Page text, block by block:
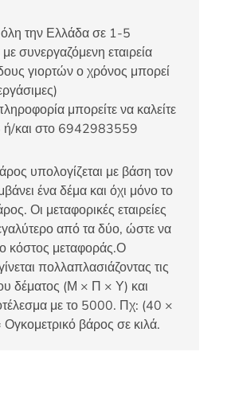
την Ελλάδα σε 1-5
συνεργαζόμενη εταιρεία
γιορτών ο χρόνος μπορεί
μπορείτε να καλείτε
και στο 6942983559
υπολογίζεται με βάση τον
ένα δέμα και όχι μόνο το
Οι μεταφορικές εταιρείες
από τα δύο, ώστε να
κόστος μεταφοράς.Ο
πολλαπλασιάζοντας τις
δέματος (Μ × Π × Υ) και
με το 5000. Πχ: (40 ×
βάρος σε κιλά.